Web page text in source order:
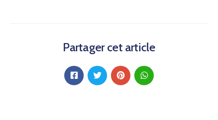
Partager cet article